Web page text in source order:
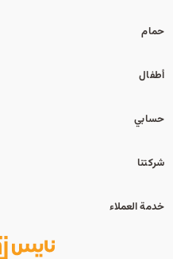
حمام
أطفال
حسابي
شركتنا
خدمة العملاء